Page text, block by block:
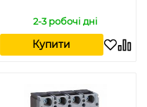
2-3 робочі дні
Купити